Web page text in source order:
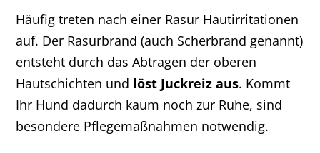
Häufig treten nach einer Rasur Hautirritationen
auf. Der Rasurbrand (auch Scherbrand genannt)
entsteht durch das Abtragen der oberen
Hautschichten und löst Juckreiz aus. Kommt
Ihr Hund dadurch kaum noch zur Ruhe, sind
besondere Pflegemaßnahmen notwendig.